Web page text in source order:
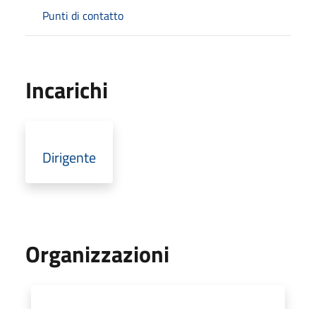
Punti di contatto
Incarichi
Dirigente
Organizzazioni